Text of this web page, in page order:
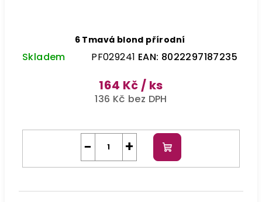
6 Tmavá blond přírodní
Skladem PF029241 EAN: 8022297187235
164 Kč / ks
136 Kč bez DPH
+
− Do
košíku